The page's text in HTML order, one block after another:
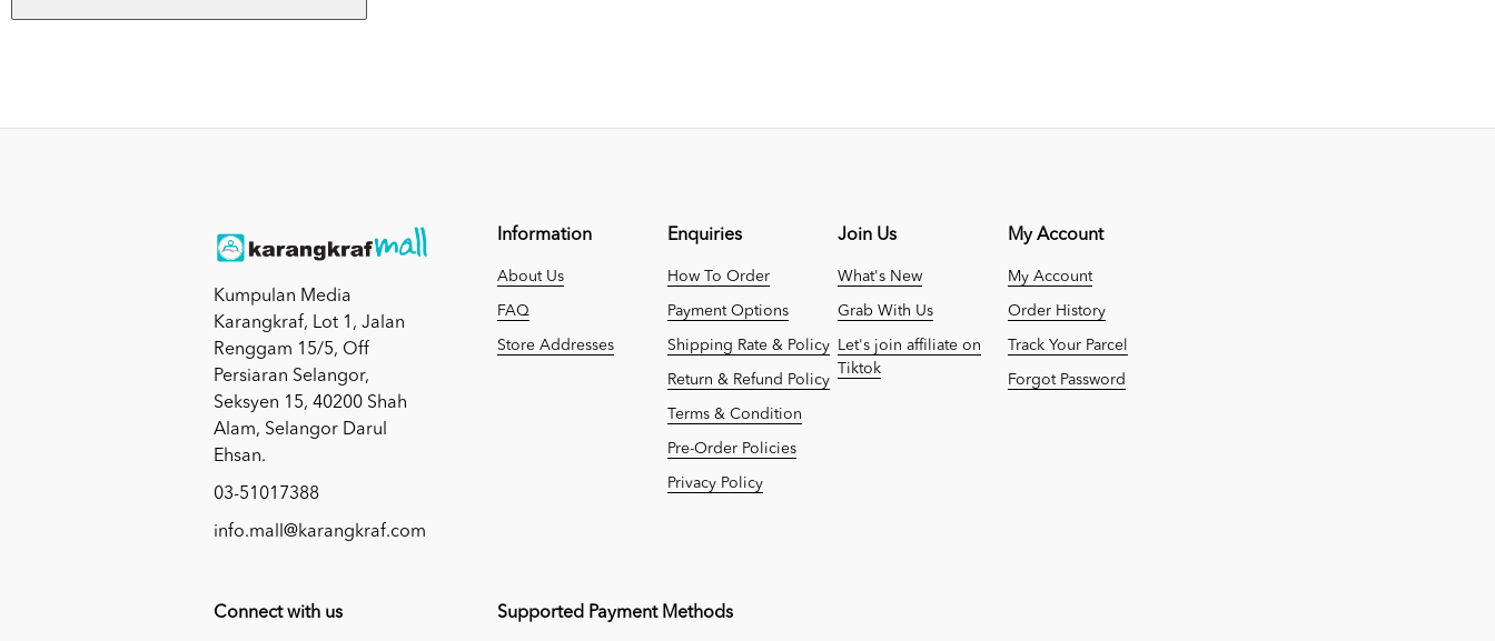
Kumpulan Media
Karangkraf, Lot 1, Jalan
Renggam 15/5, Off
Persiaran Selangor,
Seksyen 15, 40200 Shah
Alam, Selangor Darul
Ehsan.
03-51017388
info.mall@karangkraf.com
Information
About Us
FAQ
Store Addresses
Enquiries
How To Order
Payment Options
Shipping Rate & Policy
Return & Refund Policy
Terms & Condition
Pre-Order Policies
Privacy Policy
Join Us
What's New
Grab With Us
Let's join affiliate on
Tiktok
My Account
My Account
Order History
Track Your Parcel
Forgot Password
Connect with us Supported Payment Methods